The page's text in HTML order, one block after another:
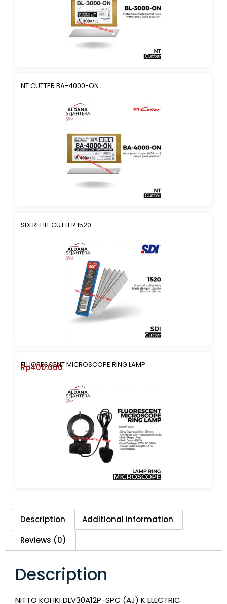
NT CUTTER BA-4000-ON
SDI REFILL CUTTER 1520
FLUORESCENT MICROSCOPE RING LAMP
Rp400.000
Description
Additional information
Reviews (0)
Description
NITTO KOHKI DLV30A12P-SPC (AJ) K ELECTRIC